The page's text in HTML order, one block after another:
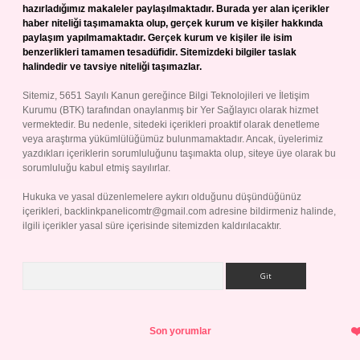
hazırladığımız makaleler paylaşılmaktadır. Burada yer alan içerikler
haber niteliği taşımamakta olup, gerçek kurum ve kişiler hakkında
paylaşım yapılmamaktadır. Gerçek kurum ve kişiler ile isim
benzerlikleri tamamen tesadüfidir. Sitemizdeki bilgiler taslak
halindedir ve tavsiye niteliği taşımazlar.
Sitemiz, 5651 Sayılı Kanun gereğince Bilgi Teknolojileri ve İletişim
Kurumu (BTK) tarafından onaylanmış bir Yer Sağlayıcı olarak hizmet
vermektedir. Bu nedenle, sitedeki içerikleri proaktif olarak denetleme
veya araştırma yükümlülüğümüz bulunmamaktadır. Ancak, üyelerimiz
yazdıkları içeriklerin sorumluluğunu taşımakta olup, siteye üye olarak bu
sorumluluğu kabul etmiş sayılırlar.
Hukuka ve yasal düzenlemelere aykırı olduğunu düşündüğünüz
içerikleri, backlinkpanelicomtr@gmail.com adresine bildirmeniz halinde,
ilgili içerikler yasal süre içerisinde sitemizden kaldırılacaktır.
Son yorumlar